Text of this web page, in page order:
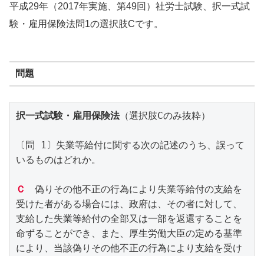
平成29年（2017年実施、第49回）社労士試験、択一式試
験・雇用保険法問1の選択肢Cです。
問題
択一式試験・雇用保険法（選択肢Cのみ抜粋）
〔問 1〕失業等給付に関する次の記述のうち、誤って
いるものはどれか。
Ｃ
偽りその他不正の行為により失業等給付の支給を
受けた者がある場合には、政府は、その者に対して、
支給した失業等給付の全部又は一部を返還することを
命ずることができ、また、厚生労働大臣の定める基準
により、当該偽りその他不正の行為により支給を受け